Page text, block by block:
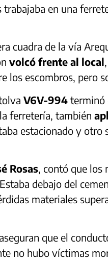
en una
cuadra de la vía
volcó frente al local
los escombros, pero
tolvaV6V-994 terminó
ferretería, también
estacionado y otro
Rosas, contó que los
debajo del
materiales
que el
no hubo víctimas